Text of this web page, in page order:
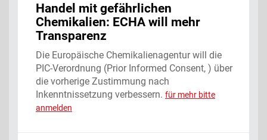
Handel mit gefährlichen
Chemikalien: ECHA will mehr
Transparenz
Die Europäische Chemikalienagentur will die
PIC-Verordnung (Prior Informed Consent, ) über
die vorherige Zustimmung nach
Inkenntnissetzung verbessern. für mehr bitte
anmelden